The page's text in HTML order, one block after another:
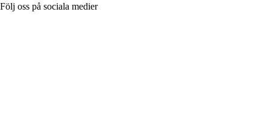
Följ oss på sociala medier